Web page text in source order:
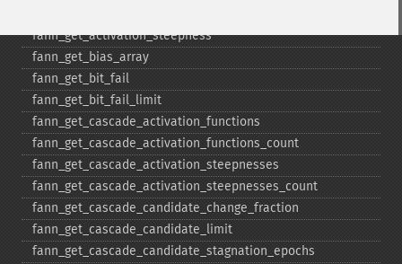
fann_​get_​activation_​steepness
fann_​get_​bias_​array
fann_​get_​bit_​fail
fann_​get_​bit_​fail_​limit
fann_​get_​cascade_​activation_​functions
fann_​get_​cascade_​activation_​functions_​count
fann_​get_​cascade_​activation_​steepnesses
fann_​get_​cascade_​activation_​steepnesses_​count
fann_​get_​cascade_​candidate_​change_​fraction
fann_​get_​cascade_​candidate_​limit
fann_​get_​cascade_​candidate_​stagnation_​epochs